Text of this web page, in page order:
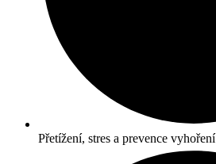
Přetížení, stres a prevence vyhoření